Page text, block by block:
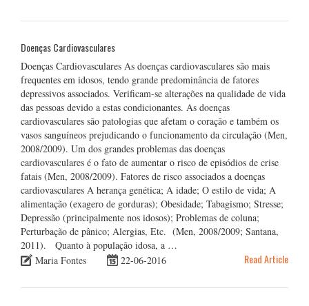
Doenças Cardiovasculares
Doenças Cardiovasculares As doenças cardiovasculares são mais
frequentes em idosos, tendo grande predominância de fatores
depressivos associados. Verificam-se alterações na qualidade de vida
das pessoas devido a estas condicionantes. As doenças
cardiovasculares são patologias que afetam o coração e também os
vasos sanguíneos prejudicando o funcionamento da circulação (Men,
2008/2009). Um dos grandes problemas das doenças
cardiovasculares é o fato de aumentar o risco de episódios de crise
fatais (Men, 2008/2009). Fatores de risco associados a doenças
cardiovasculares A herança genética; A idade; O estilo de vida; A
alimentação (exagero de gorduras); Obesidade; Tabagismo; Stresse;
Depressão (principalmente nos idosos); Problemas de coluna;
Perturbação de pânico; Alergias, Etc. (Men, 2008/2009; Santana,
2011). Quanto à população idosa, a …
Maria Fontes
22-06-2016 Read Article